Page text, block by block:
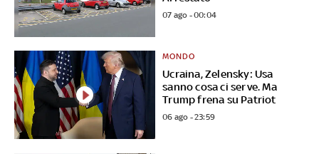
07 ago - 00:04
Ucraina, Zelensky: Usa
sanno cosa ci serve. Ma
Trump frena su Patriot
MONDO
06 ago - 23:59